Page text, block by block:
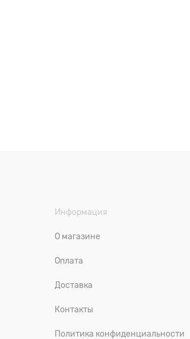
Информация
О магазине
Оплата
Доставка
Контакты
Политика конфиденциальности